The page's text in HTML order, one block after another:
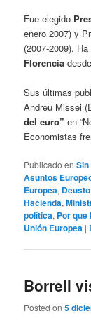
Fue elegido
enero 2007) y
(2007-2009).
Florencia
Sus últimas
Andreu Missei
del euro” en
Economistas
Publicado en
Asuntos
Europea, Deusto
Hacienda,
política, Por que
Unión Europea |
Borrell
Posted on5